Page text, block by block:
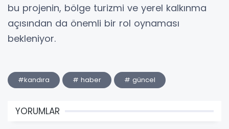
bu projenin, bölge turizmi ve yerel kalkınma
açısından da önemli bir rol oynaması
bekleniyor.
#kandıra # haber # güncel
YORUMLAR